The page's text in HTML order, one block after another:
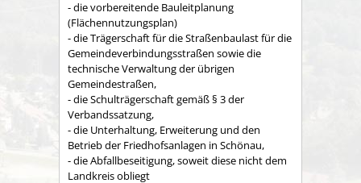
- die vorbereitende Bauleitplanung
(Flächennutzungsplan)
- die Trägerschaft für die Straßenbaulast für die
Gemeindeverbindungsstraßen sowie die
technische Verwaltung der übrigen
Gemeindestraßen,
- die Schulträgerschaft gemäß § 3 der
Verbandssatzung,
- die Unterhaltung, Erweiterung und den
Betrieb der Friedhofsanlagen in Schönau,
- die Abfallbeseitigung, soweit diese nicht dem
Land­kreis obliegt